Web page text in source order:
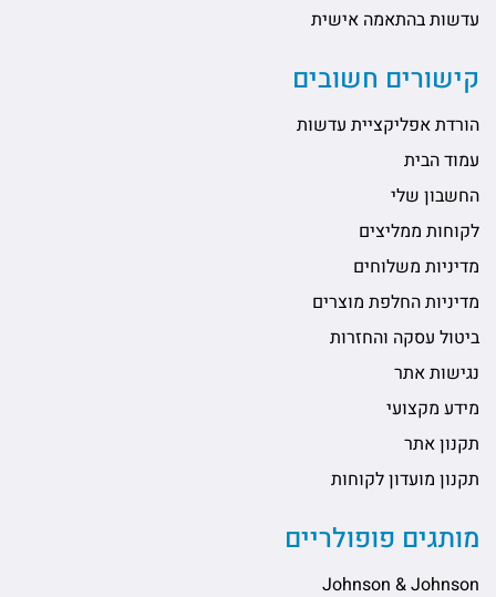
עדשות בהתאמה אישית
קישורים חשובים
הורדת אפליקציית עדשות
עמוד הבית
החשבון שלי
לקוחות ממליצים
מדיניות משלוחים
מדיניות החלפת מוצרים
ביטול עסקה והחזרות
נגישות אתר
מידע מקצועי
תקנון אתר
תקנון מועדון לקוחות
מותגים פופולריים
Johnson & Johnson